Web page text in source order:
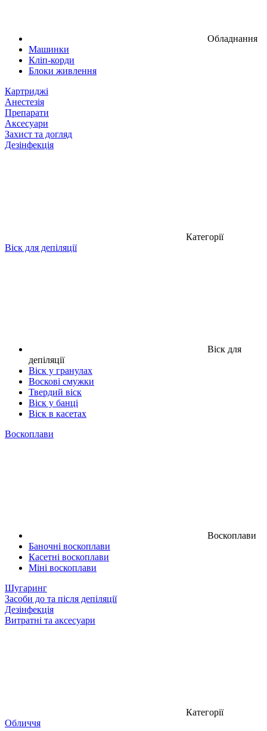
Обладнання
Машинки
Кліп-корди
Блоки живлення
Картриджі
Анестезія
Препарати
Аксесуари
Захист та догляд
Дезінфекція
Категорії
Віск для депіляції
Віск для
депіляції
Віск у гранулах
Воскові смужки
Твердий віск
Віск у банці
Віск в касетах
Воскоплави
Воскоплави
Баночні воскоплави
Касетні воскоплави
Міні воскоплави
Шугаринг
Засоби до та після депіляції
Дезінфекція
Витратні та аксесуари
Категорії
Обличчя